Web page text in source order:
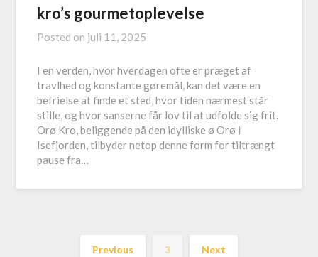
kro’s gourmetoplevelse
Posted on juli 11, 2025
I en verden, hvor hverdagen ofte er præget af
travlhed og konstante gøremål, kan det være en
befrielse at finde et sted, hvor tiden nærmest står
stille, og hvor sanserne får lov til at udfolde sig frit.
Orø Kro, beliggende på den idylliske ø Orø i
Isefjorden, tilbyder netop denne form for tiltrængt
pause fra…
Previous 3 Next